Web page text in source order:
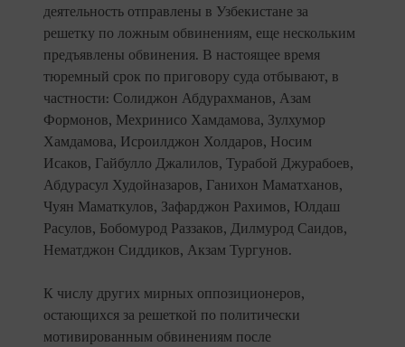
деятельность отправлены в Узбекистане за
решетку по ложным обвинениям, еще нескольким
предъявлены обвинения. В настоящее время
тюремный срок по приговору суда отбывают, в
частности: Солиджон Абдурахманов, Азам
Формонов, Мехринисо Хамдамова, Зулхумор
Хамдамова, Исроилджон Холдаров, Носим
Исаков, Гайбулло Джалилов, Турабой Джурабоев,
Абдурасул Худойназаров, Ганихон Маматханов,
Чуян Маматкулов, Зафарджон Рахимов, Юлдаш
Расулов, Бобомурод Раззаков, Дилмурод Саидов,
Нематджон Сиддиков, Акзам Тургунов.
К числу других мирных оппозиционеров,
остающихся за решеткой по политически
мотивированным обвинениям после